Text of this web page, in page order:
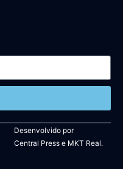
Desenvolvido por
Central Presse MKT Real.